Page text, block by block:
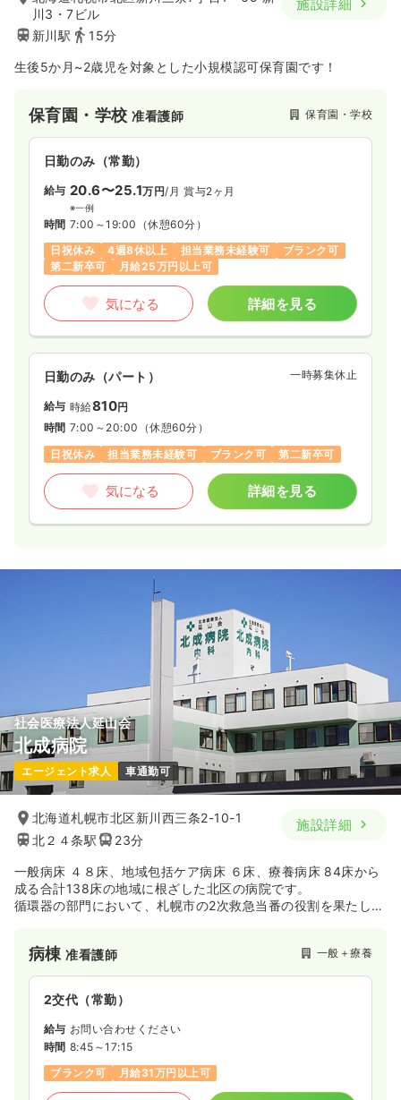
川3・7ビル
新川駅
15分
施設詳細
生後5か月~2歳児を対象とした小規模認可保育園です！
保育園・学校准看護師 保育園・学校
日勤のみ（常勤）
給与 20.6〜25.1万円/月 賞与2ヶ月
※一例
時間 7:00～19:00 （休憩60分）
日祝休み
4週8休以上 担当業務未経験可
ブランク可
第二新卒可
月給25万円以上可
気になる 詳細を見る
日勤のみ（パート） 一時募集休止
給与 時給810円
時間 7:00～20:00 （休憩60分）
日祝休み
担当業務未経験可 ブランク可 第二新卒可
気になる 詳細を見る
社会医療法人延山会
北成病院
エージェント求人 車通勤可
北海道札幌市北区新川西三条2-10-1
北２４条駅
23分
施設詳細
一般病床 ４８床、地域包括ケア病床 ６床、療養病床 84床から
成る合計138床の地域に根ざした北区の病院です。
循環器の部門において、札幌市の2次救急当番の役割を果たしな
一般病棟以外にも、療養病棟・訪問診療も開始し患者様のトー
タルケアに取り組んでおり、今後も地域に寄り添った医療サー
ビスの拡大を目指しております。急性期、療養病棟、訪問看護
とキャリアの幅を選びやすいという点も魅力の1つ
です。
病棟准看護師 一般＋療養
2交代（常勤）
給与 お問い合わせください
時間 8:45～17:15
ブランク可
月給31万円以上可